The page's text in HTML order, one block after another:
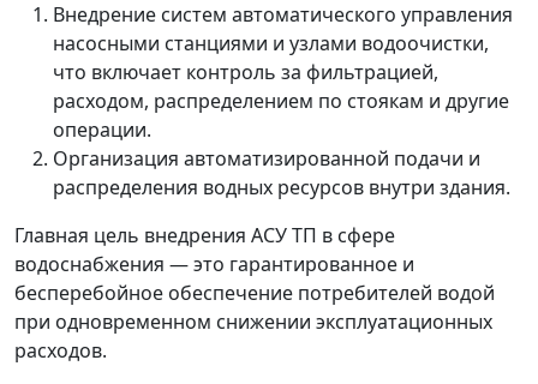
Внедрение систем автоматического управления
насосными станциями и узлами водоочистки,
что включает контроль за фильтрацией,
расходом, распределением по стоякам и другие
операции.
Организация автоматизированной подачи и
распределения водных ресурсов внутри здания.
Главная цель внедрения АСУ ТП в сфере
водоснабжения — это гарантированное и
бесперебойное обеспечение потребителей водой
при одновременном снижении эксплуатационных
расходов.